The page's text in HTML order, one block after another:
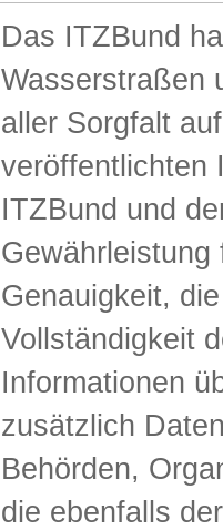
Das ITZBund
Wasserstraßen
aller Sorgfalt
veröffentlichten
ITZBund und
Genauigkeit,
Vollständigkeit
Informationen
zusätzlich
Behörden,
die ebenfalls